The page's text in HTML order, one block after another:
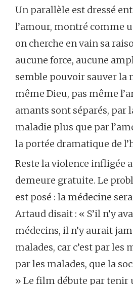
Un parallèle est dressé
l’amour, montré comme
on cherche en vain sa
aucune force, aucune
semble pouvoir sauver la
même Dieu, pas même
amants sont séparés, par
maladie plus que par
la portée dramatique de
Reste la violence infligée
demeure gratuite. Le
est posé : la médecine
Artaud disait : « S’il n’y
médecins, il n’y aurait
malades, car c’est par les
par les malades, que la
» Le film débute par tenir